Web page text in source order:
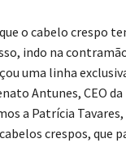
o cabelo crespo
indo na
uma linha
Antunes, CEO da
a Patrícia
crespos, que